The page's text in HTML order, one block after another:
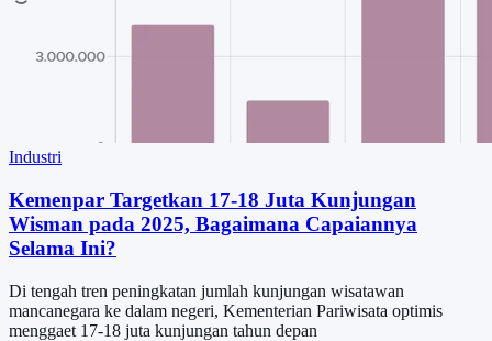
Industri
Kemenpar Targetkan 17-18 Juta Kunjungan
Wisman pada 2025, Bagaimana Capaiannya
Selama Ini?
Di tengah tren peningkatan jumlah kunjungan wisatawan
mancanegara ke dalam negeri, Kementerian Pariwisata optimis
menggaet 17-18 juta kunjungan tahun depan